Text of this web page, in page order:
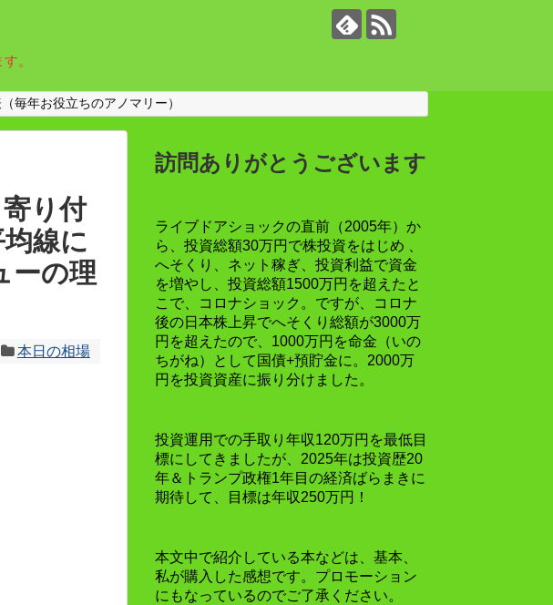
。
毎年お役立ちのアノマリー）
り付
線に
ーの理
本日の相場
訪問ありがとうございます
ライブドアショックの直前（2005年）か
ら、投資総額30万円で株投資をはじめ 、
へそくり、ネット稼ぎ、投資利益で資金
を増やし、投資総額1500万円を超えたと
こで、コロナショック。ですが、コロナ
後の日本株上昇でへそくり総額が3000万
円を超えたので、1000万円を命金（いの
ちがね）として国債+預貯金に。2000万
円を投資資産に振り分けました。
投資運用での手取り年収120万円を最低目
標にしてきましたが、2025年は投資歴20
年＆トランプ政権1年目の経済ばらまきに
期待して、目標は年収250万円！
本文中で紹介している本などは、基本、
私が購入した感想です。プロモーション
にもなっているのでご了承ください。